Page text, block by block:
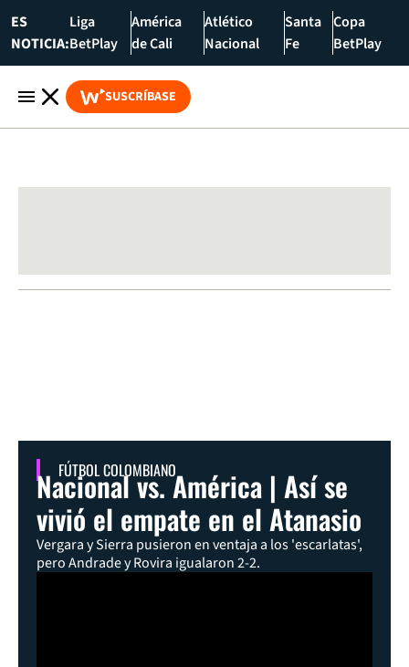
ES
NOTICIA:
Liga
BetPlay
América
de Cali
Atlético
Nacional
Santa
Fe
Copa
BetPlay
SUSCRÍBASE
FÚTBOL COLOMBIANO
Nacional vs. América | Así se
vivió el empate en el Atanasio
Vergara y Sierra pusieron en ventaja a los 'escarlatas',
pero Andrade y Rovira igualaron 2-2.